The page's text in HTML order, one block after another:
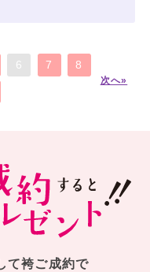
6 7 8
次へ»
て袴ご成約で